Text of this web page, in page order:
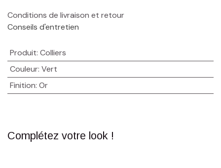
Conditions de livraison et retour
Conseils d'entretien
Produit: Colliers
Couleur: Vert
Finition: Or
Complétez votre look !